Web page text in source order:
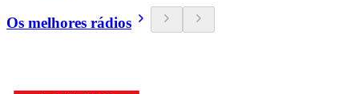
Os melhores rádios